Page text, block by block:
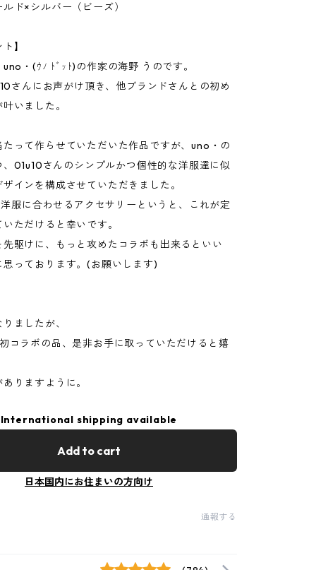
ド×シルバー（ビーズ）
】
uno・(ｳﾉ ﾄﾞｯﾄ)の作家の海野 うのです。
さんにお声がけ頂き、他ブランドさんとの初め
いました。
たって作らせていただいた作品ですが、uno・の
、01u10さんのシンプルかつ個性的な洋服達に似
インを構成させていただきました。
服に合わせるアクセサリーというと、これが定
ただけると幸いです。
先駆けに、もっと攻めたコラボも出来るといい
思っております。(お願いします)
ましたが、
コラボの品、是非お手に取っていただけると嬉
りますように。
International shipping available
Add to cart
日本国内にお住まいの方向け
通報する